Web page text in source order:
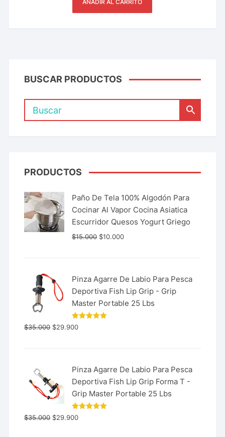
AÑADIR AL CARRITO
BUSCAR PRODUCTOS
PRODUCTOS
Paño De Tela 100% Algodón Para
Cocinar Al Vapor Cocina Asiatica
Escurridor Quesos Yogurt Griego
$15.000 $10.000
Pinza Agarre De Labio Para Pesca
Deportiva Fish Lip Grip - Grip
Master Portable 25 Lbs
Valorado
con
$35.000 $29.900
Pinza Agarre De Labio Para Pesca
Deportiva Fish Lip Grip Forma T -
Grip Master Portable 25 Lbs
Valorado
con
$35.000 $29.900